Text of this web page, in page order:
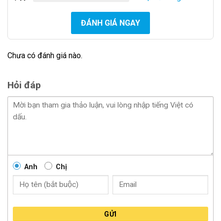
(và một số thông tin cảnh báo giao thông quan trọng
thu thập và cập nhật thường xuyên.
hành trình Ô tô Vietmap TS-2K
Những dòng xe cao cấp mới như BMV, Audi,
Mercedes-benz,… tiến hành dời vị trí hoặc thay thế
cổng sạc tẩu thuốc bằng các cổng kết nối mới hiện đại
hơn đồng thời tương thích với các thiết bị di động như
ĐÁNH GIÁ NGAY
Chưa có đánh giá nào.
Hỏi đáp
Anh Chị
GỬI